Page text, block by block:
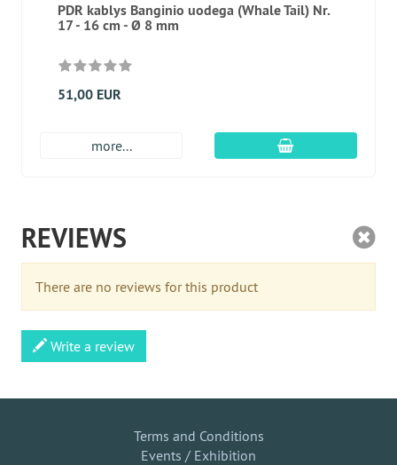
PDR kablys Banginio uodega (Whale Tail) Nr.
17 - 16 cm - Ø 8 mm
51,00 EUR
more... Įdėti į krepšį
REVIEWS
There are no reviews for this product
Write a review
Terms and Conditions
Events / Exhibition